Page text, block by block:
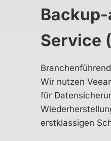
Service
Wir nutzen
für
erstklassigen